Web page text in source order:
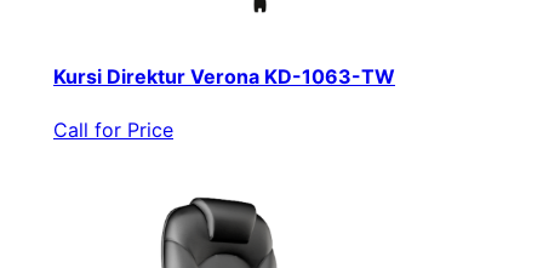
Kursi Direktur Verona KD-1063-TW
Call for Price